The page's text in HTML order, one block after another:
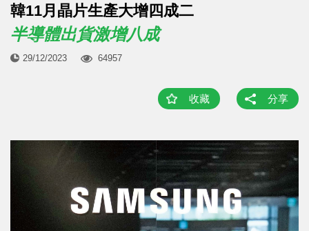
韓11月晶片生產大增四成二
半導體出貨激增八成
29/12/2023 64957
收藏 分享